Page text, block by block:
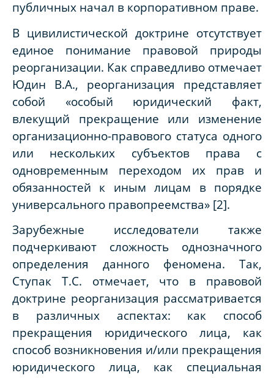
публичных начал в корпоративном праве.
В цивилистической доктрине отсутствует
единое понимание правовой природы
реорганизации. Как справедливо отмечает
Юдин В.А., реорганизация представляет
собой «особый юридический факт,
влекущий прекращение или изменение
организационно-правового статуса одного
или нескольких субъектов права с
одновременным переходом их прав и
обязанностей к иным лицам в порядке
универсального правопреемства» [2].
Зарубежные исследователи также
подчеркивают сложность однозначного
определения данного феномена. Так,
Ступак Т.С. отмечает, что в правовой
доктрине реорганизация рассматривается
в различных аспектах: как способ
прекращения юридического лица, как
способ возникновения и/или прекращения
юридического лица, как специальная